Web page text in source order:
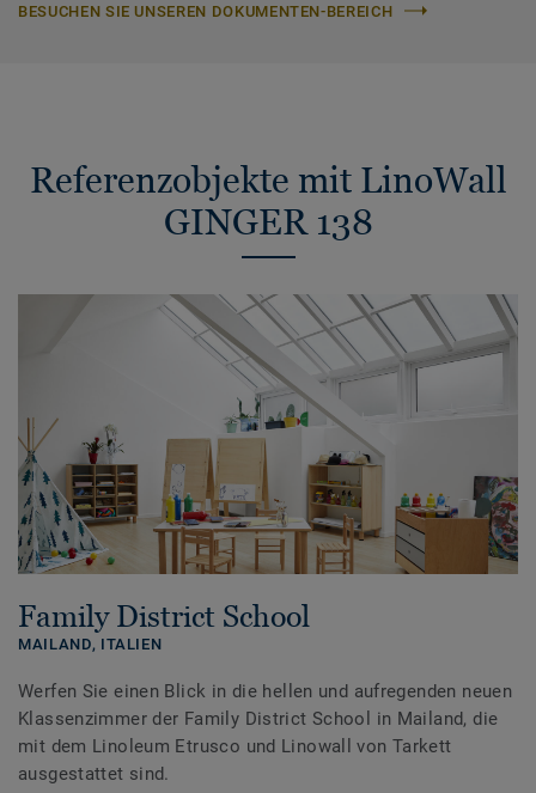
BESUCHEN SIE UNSEREN DOKUMENTEN-BEREICH
Referenzobjekte mit LinoWall
GINGER 138
Family District School
MAILAND, ITALIEN
Werfen Sie einen Blick in die hellen und aufregenden neuen
Klassenzimmer der Family District School in Mailand, die
mit dem Linoleum Etrusco und Linowall von Tarkett
ausgestattet sind.